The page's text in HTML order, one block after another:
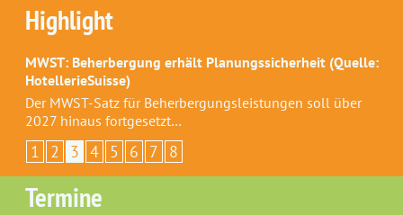
Highlight
MWST: Beherbergung erhält Planungssicherheit (Quelle:
HotellerieSuisse)
Der MWST-Satz für Beherbergungsleistungen soll über
2027 hinaus fortgesetzt…
1 2 3 4 5 6 7 8
Termine